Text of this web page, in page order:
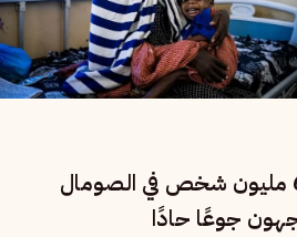
6.5 مليون شخص في الصومال
جوعًا حادًا